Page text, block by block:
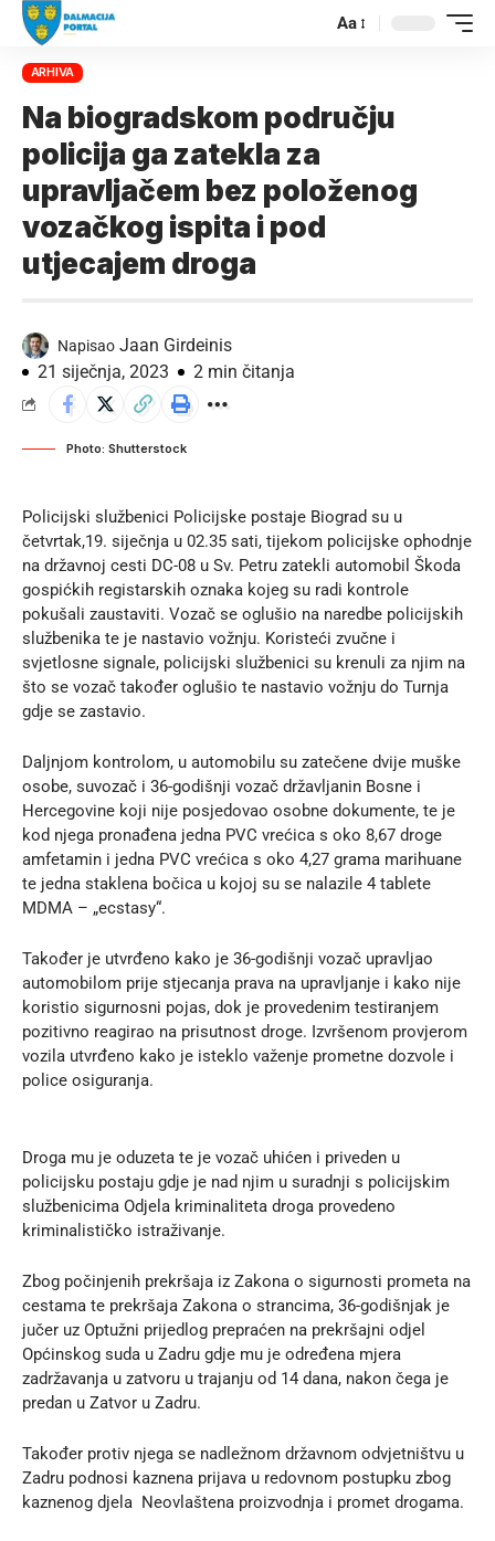
Aa
ARHIVA
Na biogradskom području
policija ga zatekla za
upravljačem bez položenog
vozačkog ispita i pod
utjecajem droga
Napisao Jaan Girdeinis
21 siječnja, 2023
2 min čitanja
Photo: Shutterstock
Policijski službenici Policijske postaje Biograd su u
četvrtak,19. siječnja u 02.35 sati, tijekom policijske ophodnje
na državnoj cesti DC-08 u Sv. Petru zatekli automobil Škoda
gospićkih registarskih oznaka kojeg su radi kontrole
pokušali zaustaviti. Vozač se oglušio na naredbe policijskih
službenika te je nastavio vožnju. Koristeći zvučne i
svjetlosne signale, policijski službenici su krenuli za njim na
što se vozač također oglušio te nastavio vožnju do Turnja
gdje se zastavio.
Daljnjom kontrolom, u automobilu su zatečene dvije muške
osobe, suvozač i 36-godišnji vozač državljanin Bosne i
Hercegovine koji nije posjedovao osobne dokumente, te je
kod njega pronađena jedna PVC vrećica s oko 8,67 droge
amfetamin i jedna PVC vrećica s oko 4,27 grama marihuane
te jedna staklena bočica u kojoj su se nalazile 4 tablete
MDMA – „ecstasy“.
Također je utvrđeno kako je 36-godišnji vozač upravljao
automobilom prije stjecanja prava na upravljanje i kako nije
koristio sigurnosni pojas, dok je provedenim testiranjem
pozitivno reagirao na prisutnost droge. Izvršenom provjerom
vozila utvrđeno kako je isteklo važenje prometne dozvole i
police osiguranja.
Droga mu je oduzeta te je vozač uhićen i priveden u
policijsku postaju gdje je nad njim u suradnji s policijskim
službenicima Odjela kriminaliteta droga provedeno
kriminalističko istraživanje.
Zbog počinjenih prekršaja iz Zakona o sigurnosti prometa na
cestama te prekršaja Zakona o strancima, 36-godišnjak je
jučer uz Optužni prijedlog prepraćen na prekršajni odjel
Općinskog suda u Zadru gdje mu je određena mjera
zadržavanja u zatvoru u trajanju od 14 dana, nakon čega je
predan u Zatvor u Zadru.
Također protiv njega se nadležnom državnom odvjetništvu u
Zadru podnosi kaznena prijava u redovnom postupku zbog
kaznenog djela Neovlaštena proizvodnja i promet drogama.